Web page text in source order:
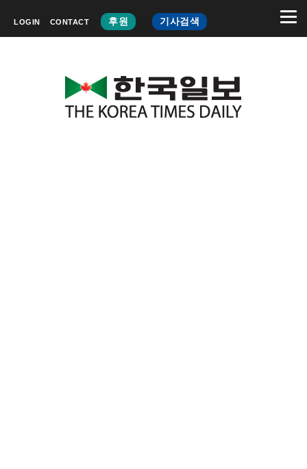
LOGIN CONTACT 후원 기사검색